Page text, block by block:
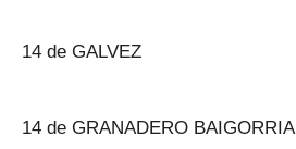
14 de GALVEZ
14 de GRANADERO BAIGORRIA